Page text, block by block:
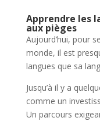
Apprendre les
aux pièges
Aujourd’hui, pour
monde, il est
langues que sa
Jusqu’à il y a
comme un
Un parcours